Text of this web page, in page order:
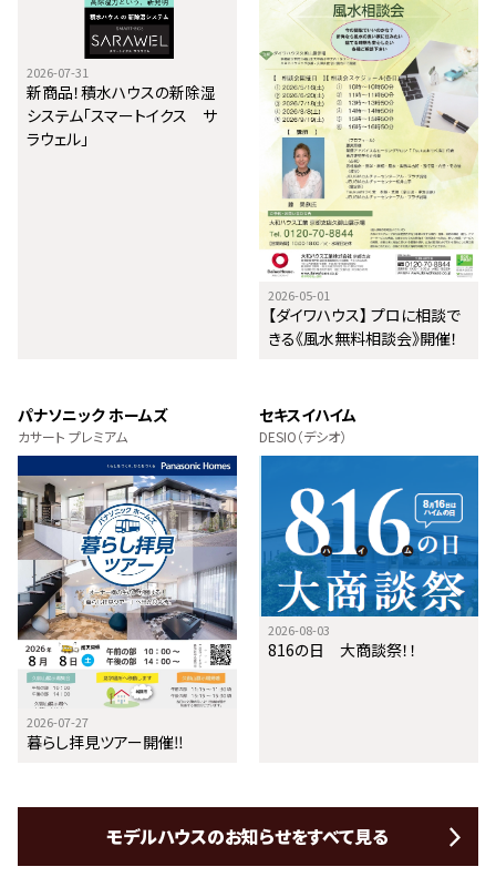
2026-07-31
新商品！積水ハウスの新除湿
システム「スマートイクス サ
ラウェル」
2026-05-01
【ダイワハウス】 プロに相談で
きる《風水無料相談会》開催！
パナソニック ホームズ
カサート プレミアム
2026-07-27
暮らし拝見ツアー開催‼
セキスイハイム
DESIO（デシオ）
2026-08-03
816の日 大商談祭！！
モデルハウスのお知らせをすべて見る